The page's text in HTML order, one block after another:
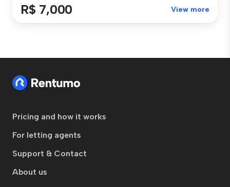
R$ 7,000 View more
Pricing and how it works
For letting agents
Support & Contact
About us